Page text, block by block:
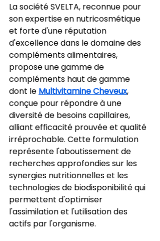
La société SVELTA, reconnue pour
son expertise en nutricosmétique
et forte d'une réputation
d'excellence dans le domaine des
compléments alimentaires,
propose une gamme de
compléments haut de gamme
dont le Multivitamine Cheveux,
conçue pour répondre à une
diversité de besoins capillaires,
alliant efficacité prouvée et qualité
irréprochable. Cette formulation
représente l'aboutissement de
recherches approfondies sur les
synergies nutritionnelles et les
technologies de biodisponibilité qui
permettent d'optimiser
l'assimilation et l'utilisation des
actifs par l'organisme.